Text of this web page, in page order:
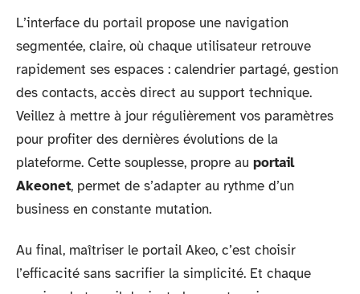
L’interface du portail propose une navigation
segmentée, claire, où chaque utilisateur retrouve
rapidement ses espaces : calendrier partagé, gestion
des contacts, accès direct au support technique.
Veillez à mettre à jour régulièrement vos paramètres
pour profiter des dernières évolutions de la
plateforme. Cette souplesse, propre au portail
Akeonet, permet de s’adapter au rythme d’un
business en constante mutation.
Au final, maîtriser le portail Akeo, c’est choisir
l’efficacité sans sacrifier la simplicité. Et chaque